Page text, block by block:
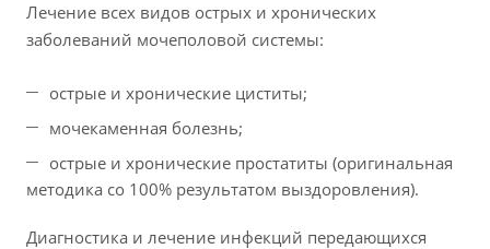
Лечение всех видов острых и хронических
заболеваний мочеполовой системы:
острые и хронические циститы;
мочекаменная болезнь;
острые и хронические простатиты (оригинальная
методика со 100% результатом выздоровления).
Диагностика и лечение инфекций передающихся